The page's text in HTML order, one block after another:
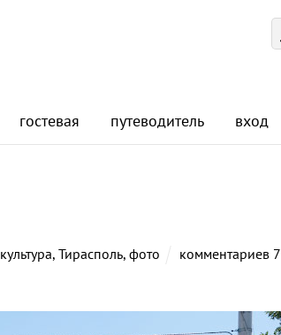
гостевая путеводитель вход
культура, Тирасполь, фото комментариев 7